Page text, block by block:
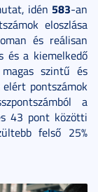
idén 583-an
eloszlása
és reálisan
és a kiemelkedő
szintű és
pontszámok
a
43 pont közötti
felső 25%